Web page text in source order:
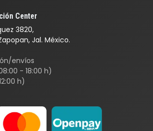
Center
3820,
Jal. México.
envíos
- 18:00 h)
h)